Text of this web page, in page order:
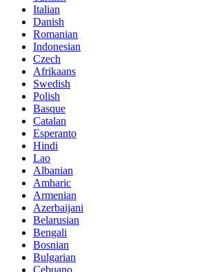
Italian
Danish
Romanian
Indonesian
Czech
Afrikaans
Swedish
Polish
Basque
Catalan
Esperanto
Hindi
Lao
Albanian
Amharic
Armenian
Azerbaijani
Belarusian
Bengali
Bosnian
Bulgarian